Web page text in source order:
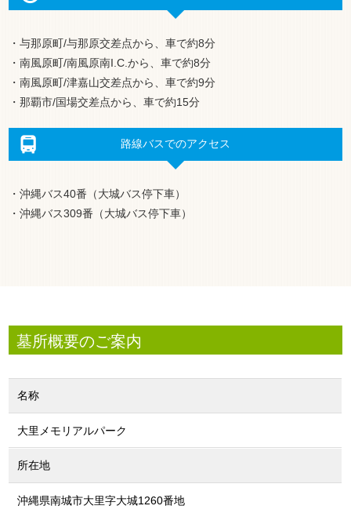
・与那原町/与那原交差点から、車で約8分
・南風原町/南風原南I.C.から、車で約8分
・南風原町/津嘉山交差点から、車で約9分
・那覇市/国場交差点から、車で約15分
路線バスでのアクセス
・沖縄バス40番（大城バス停下車）
・沖縄バス309番（大城バス停下車）
墓所概要のご案内
名称
大里メモリアルパーク
所在地
沖縄県南城市大里字大城1260番地